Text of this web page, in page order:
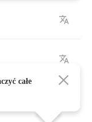
całe